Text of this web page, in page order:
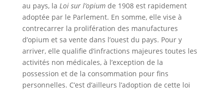
au pays, la Loi sur l’opiumde 1908 est rapidement
adoptée par le Parlement. En somme, elle vise à
contrecarrer la prolifération des manufactures
d’opium et sa vente dans l’ouest du pays. Pour y
arriver, elle qualifie d’infractions majeures toutes les
activités non médicales, à l’exception de la
possession et de la consommation pour fins
personnelles. C’est d’ailleurs l’adoption de cette loi